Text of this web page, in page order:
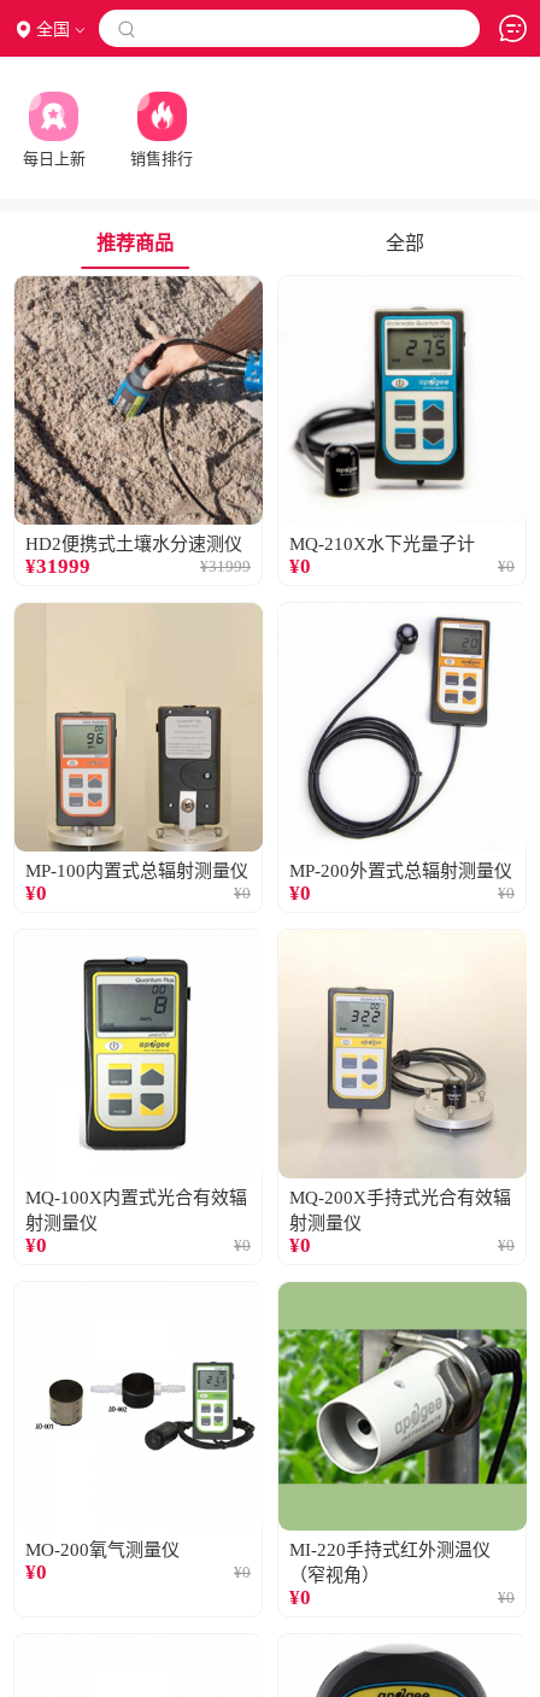
全国 
每日上新 销售排行
推荐商品 全部
HD2便携式土壤水分速测仪
¥31999 ¥31999
MQ-210X水下光量子计
¥0 ¥0
MP-100内置式总辐射测量仪
¥0 ¥0
MP-200外置式总辐射测量仪
¥0 ¥0
MQ-100X内置式光合有效辐
射测量仪
¥0 ¥0
MQ-200X手持式光合有效辐
射测量仪
¥0 ¥0
MO-200氧气测量仪
¥0 ¥0
MI-220手持式红外测温仪
（窄视角）
¥0 ¥0